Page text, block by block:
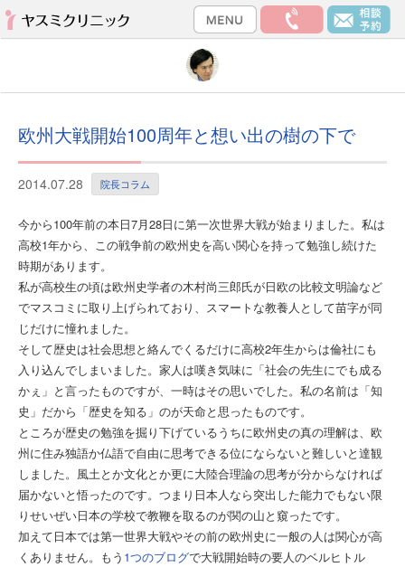
欧州大戦開始100周年と想い出の樹の下で
2014.07.28 院長コラム
今から100年前の本日7月28日に第一次世界大戦が始まりました。私は
高校1年から、この戦争前の欧州史を高い関心を持って勉強し続けた
時期があります。
私が高校生の頃は欧州史学者の木村尚三郎氏が日欧の比較文明論など
でマスコミに取り上げられており、スマートな教養人として苗字が同
じだけに憧れました。
そして歴史は社会思想と絡んでくるだけに高校2年生からは倫社にも
入り込んでしまいました。家人は嘆き気味に「社会の先生にでも成る
かぇ」と言ったものですが、一時はその思いでした。私の名前は「知
史」だから「歴史を知る」のが天命と思ったものです。
ところが歴史の勉強を掘り下げているうちに欧州史の真の理解は、欧
州に住み独語か仏語で自由に思考できる位にならないと難しいと達観
しました。風土とか文化とか更に大陸合理論の思考が分からなければ
届かないと悟ったのです。つまり日本人なら突出した能力でもない限
りせいぜい日本の学校で教鞭を取るのが関の山と窺ったです。
加えて日本では第一世界大戦やその前の欧州史に一般の人は関心が高
くありません。もう 1つのブログで大戦開始時の要人のベルヒトル